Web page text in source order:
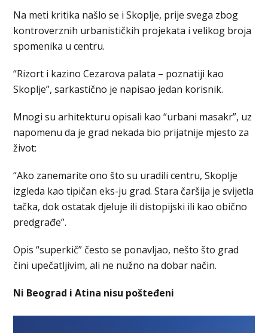
Na meti kritika našlo se i Skoplje, prije svega zbog
kontroverznih urbanističkih projekata i velikog broja
spomenika u centru.
“Rizort i kazino Cezarova palata – poznatiji kao
Skoplje”, sarkastično je napisao jedan korisnik.
Mnogi su arhitekturu opisali kao “urbani masakr”, uz
napomenu da je grad nekada bio prijatnije mjesto za
život:
“Ako zanemarite ono što su uradili centru, Skoplje
izgleda kao tipičan eks-ju grad. Stara čaršija je svijetla
tačka, dok ostatak djeluje ili distopijski ili kao obično
predgrađe”.
Opis “superkič” često se ponavljao, nešto što grad
čini upečatljivim, ali ne nužno na dobar način.
Ni Beograd i Atina nisu pošteđeni